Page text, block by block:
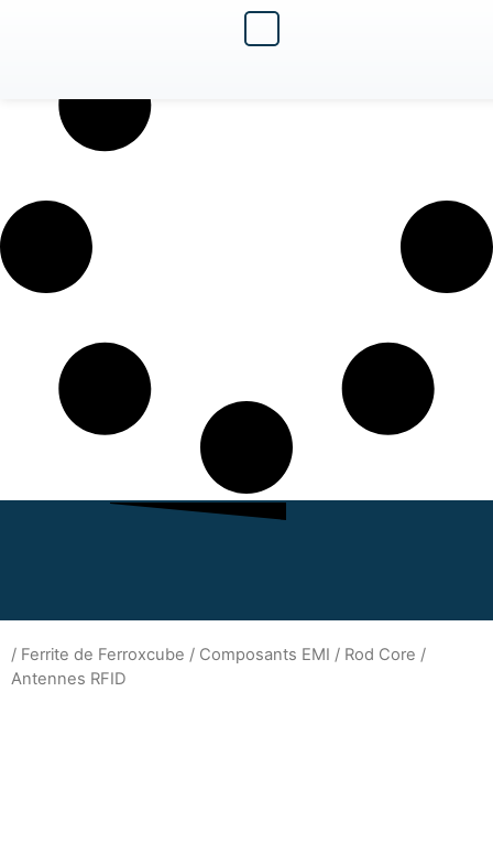
/ Ferrite de Ferroxcube / Composants EMI / Rod Core /
Antennes RFID